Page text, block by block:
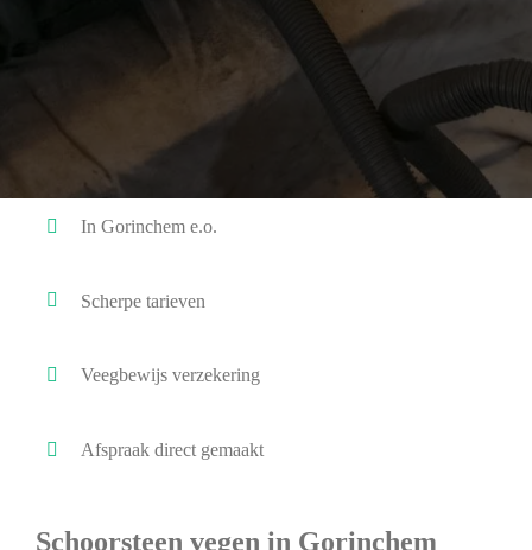
In Gorinchem e.o.
Scherpe tarieven
Veegbewijs verzekering
Afspraak direct gemaakt
Schoorsteen vegen in Gorinchem